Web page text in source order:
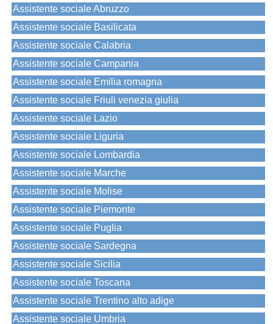
Assistente sociale Abruzzo
Assistente sociale Basilicata
Assistente sociale Calabria
Assistente sociale Campania
Assistente sociale Emilia romagna
Assistente sociale Friuli venezia giulia
Assistente sociale Lazio
Assistente sociale Liguria
Assistente sociale Lombardia
Assistente sociale Marche
Assistente sociale Molise
Assistente sociale Piemonte
Assistente sociale Puglia
Assistente sociale Sardegna
Assistente sociale Sicilia
Assistente sociale Toscana
Assistente sociale Trentino alto adige
Assistente sociale Umbria